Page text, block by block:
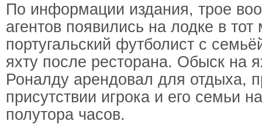
По информации издания, трое
агентов появились на лодке в тот
португальский футболист с
яхту после ресторана. Обыск на
Роналду арендовал для отдыха,
присутствии игрока и его семьи
полутора часов.